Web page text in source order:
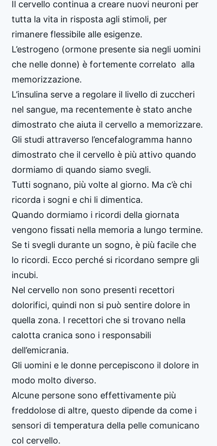
Il cervello continua a creare nuovi neuroni per
tutta la vita in risposta agli stimoli, per
rimanere flessibile alle esigenze.
L’estrogeno (ormone presente sia negli uomini
che nelle donne) è fortemente correlato alla
memorizzazione.
L’insulina serve a regolare il livello di zuccheri
nel sangue, ma recentemente è stato anche
dimostrato che aiuta il cervello a memorizzare.
Gli studi attraverso l’encefalogramma hanno
dimostrato che il cervello è più attivo quando
dormiamo di quando siamo svegli.
Tutti sognano, più volte al giorno. Ma c’è chi
ricorda i sogni e chi li dimentica.
Quando dormiamo i ricordi della giornata
vengono fissati nella memoria a lungo termine.
Se ti svegli durante un sogno, è più facile che
lo ricordi. Ecco perché si ricordano sempre gli
incubi.
Nel cervello non sono presenti recettori
dolorifici, quindi non si può sentire dolore in
quella zona. I recettori che si trovano nella
calotta cranica sono i responsabili
dell’emicrania.
Gli uomini e le donne percepiscono il dolore in
modo molto diverso.
Alcune persone sono effettivamente più
freddolose di altre, questo dipende da come i
sensori di temperatura della pelle comunicano
col cervello.